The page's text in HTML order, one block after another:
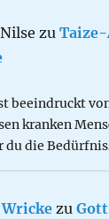
zu
beeindruckt
kranken
du die
zuGott